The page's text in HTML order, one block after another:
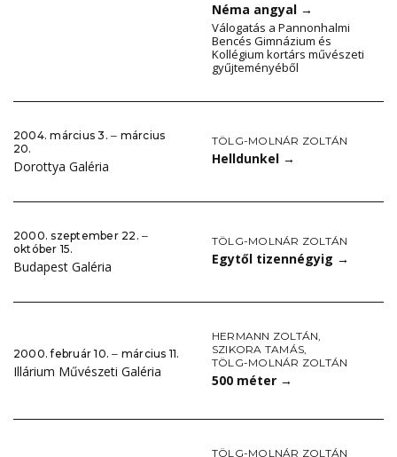
Néma angyal →
Válogatás a Pannonhalmi
Bencés Gimnázium és
Kollégium kortárs művészeti
gyűjteményéből
2004. március 3. ‒ március
20.
Dorottya Galéria
TÖLG-MOLNÁR ZOLTÁN
Helldunkel →
2000. szeptember 22. ‒
október 15.
Budapest Galéria
TÖLG-MOLNÁR ZOLTÁN
Egytől tizennégyig →
2000. február 10. ‒ március 11.
Illárium Művészeti Galéria
HERMANN ZOLTÁN,
SZIKORA TAMÁS,
TÖLG-MOLNÁR ZOLTÁN
500 méter →
TÖLG-MOLNÁR ZOLTÁN